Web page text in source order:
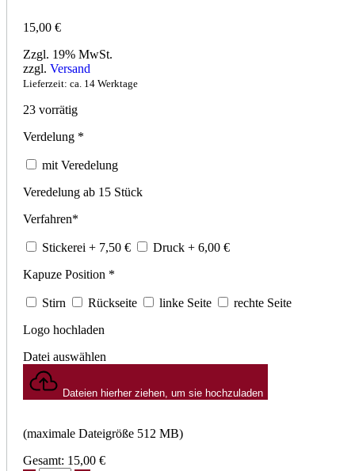
15,00 €
Zzgl. 19% MwSt.
zzgl. Versand
Lieferzeit: ca. 14 Werktage
23 vorrätig
Verdelung *
mit Veredelung
Veredelung ab 15 Stück
Verfahren*
Stickerei + 7,50 € Druck + 6,00 €
Kapuze Position *
Stirn Rückseite linke Seite
rechte Seite
Logo hochladen
Datei auswählen
Dateien hierher ziehen, um sie hochzuladen
(maximale Dateigröße 512 MB)
Gesamt: 15,00 €